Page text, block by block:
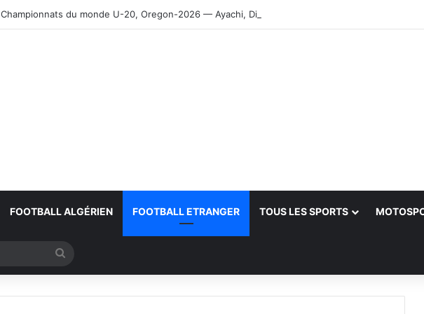
Championnats du monde U-20, Oregon-2026 — Ayachi, Dissa, Touahria et Ghezali en finale
FOOTBALL ALGÉRIEN FOOTBALL ETRANGER TOUS LES SPORTS